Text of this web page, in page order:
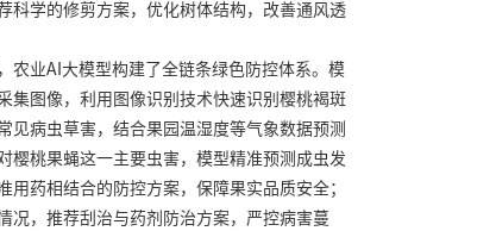
科学的修剪方案，优化树体结构，改善通风透
农业AI大模型构建了全链条绿色防控体系。模
集图像，利用图像识别技术快速识别樱桃褐斑
见病虫草害，结合果园温湿度等气象数据预测
樱桃果蝇这一主要虫害，模型精准预测成虫发
用药相结合的防控方案，保障果实品质安全；
况，推荐刮治与药剂防治方案，严控病害蔓